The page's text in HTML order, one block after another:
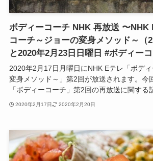
ボディーコーチ NHK 再放送 〜NHK
コーチ～ジョーの変身メソッド～（
と2020年2月23日日曜日 #ボディー
2020年2月17日月曜日にNHK Eテレ「ボデ
変身メソッド～」第2回が放送されます。今
「ボディーコーチ」第2回の再放送に関する
2020年2月17日 2020年2月20日